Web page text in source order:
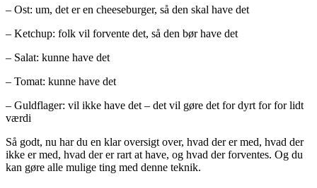
– Ost: um, det er en cheeseburger, så den skal have det
– Ketchup: folk vil forvente det, så den bør have det
– Salat: kunne have det
– Tomat: kunne have det
– Guldflager: vil ikke have det – det vil gøre det for dyrt for for lidt
værdi
Så godt, nu har du en klar oversigt over, hvad der er med, hvad der
ikke er med, hvad der er rart at have, og hvad der forventes. Og du
kan gøre alle mulige ting med denne teknik.